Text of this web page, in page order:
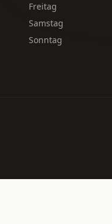
Freitag
Samstag
Sonntag